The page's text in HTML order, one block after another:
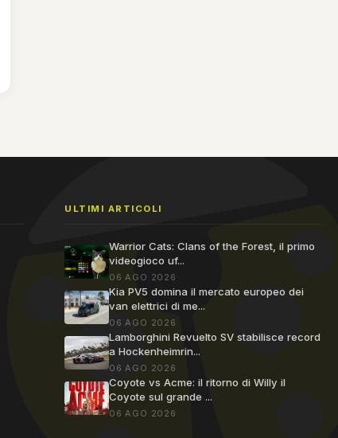
ULTIMI ARTICOLI
Warrior Cats: Clans of the Forest, il primo
videogioco uf...
06 AGO 2026
Kia PV5 domina il mercato europeo dei
van elettrici di me...
06 AGO 2026
Lamborghini Revuelto SV stabilisce record
a Hockenheimrin...
06 AGO 2026
Coyote vs Acme: il ritorno di Willy il
Coyote sul grande ...
06 AGO 2026